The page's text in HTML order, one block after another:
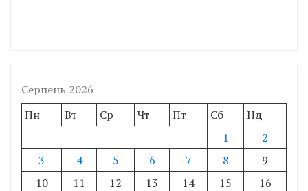
Серпень 2026
Пн
Вт Ср Чт Пт Сб
Нд
1
2
3
4 5 6 7 8
9
10
11 12 13 14 15
16